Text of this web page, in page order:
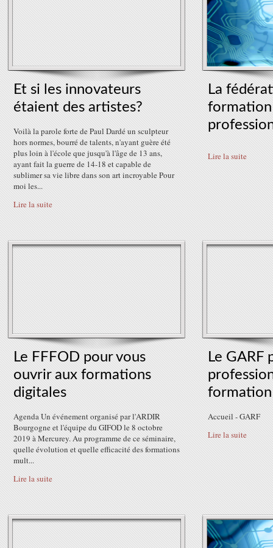
Et si les innovateurs
étaient des artistes?
Voilà la parole forte de Paul Dardé un sculpteur
hors normes, bourré de talents, n'ayant guère été
plus loin à l'école que jusqu'à l'âge de 13 ans,
ayant fait la guerre de 14-18 et capable de
sublimer sa vie libre dans son art incroyable Pour
moi les...
Lire la suite
La
formation
Lire la suite
Le FFFOD pour vous
ouvrir aux formations
digitales
Agenda Un événement organisé par l'ARDIR
Bourgogne et l'équipe du GIFOD le 8 octobre
2019 à Mercurey. Au programme de ce séminaire,
quelle évolution et quelle efficacité des formations
mult...
Lire la suite
Le GARF
formation
Accueil - GARF
Lire la suite